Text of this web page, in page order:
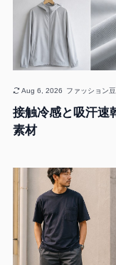
接触冷感と吸汗速
素材
Aug 6, 2026 ファッション